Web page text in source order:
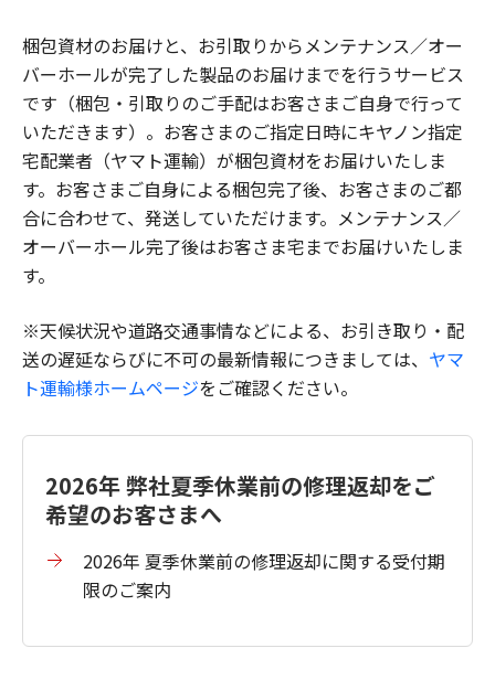
梱包資材のお届けと、お引取りからメンテナンス／オー
バーホールが完了した製品のお届けまでを行うサービス
です（梱包・引取りのご手配はお客さまご自身で行って
いただきます）。お客さまのご指定日時にキヤノン指定
宅配業者（ヤマト運輸）が梱包資材をお届けいたしま
す。お客さまご自身による梱包完了後、お客さまのご都
合に合わせて、発送していただけます。メンテナンス／
オーバーホール完了後はお客さま宅までお届けいたしま
す。
※天候状況や道路交通事情などによる、お引き取り・配
送の遅延ならびに不可の最新情報につきましては、 ヤマ
ト運輸様ホームページをご確認ください。
2026年 弊社夏季休業前の修理返却をご
希望のお客さまへ
2026年 夏季休業前の修理返却に関する受付期
限のご案内